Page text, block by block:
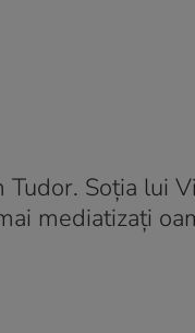
Soţia lui
mediatizaţi